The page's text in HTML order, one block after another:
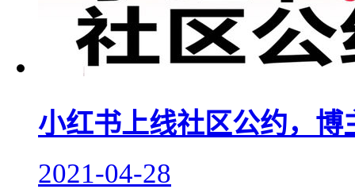
小红书上线社区公约，
2021-04-28